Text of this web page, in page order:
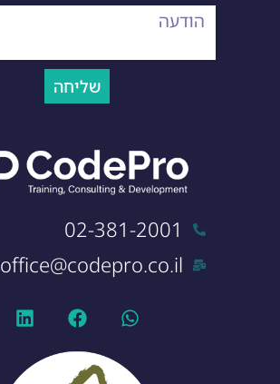
שליחה
02-381-2001
office@codepro.co.il